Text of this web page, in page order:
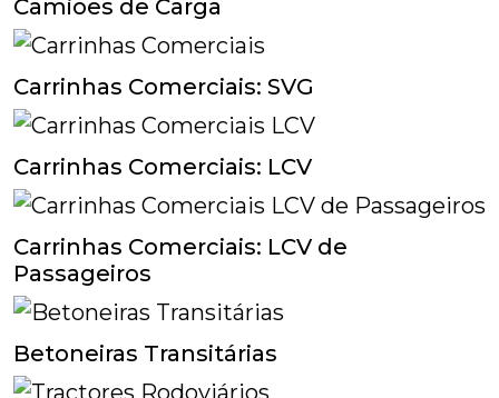
Camiões de Carga
Carrinhas Comerciais: SVG
Carrinhas Comerciais: LCV
Carrinhas Comerciais: LCV de
Passageiros
Betoneiras Transitárias